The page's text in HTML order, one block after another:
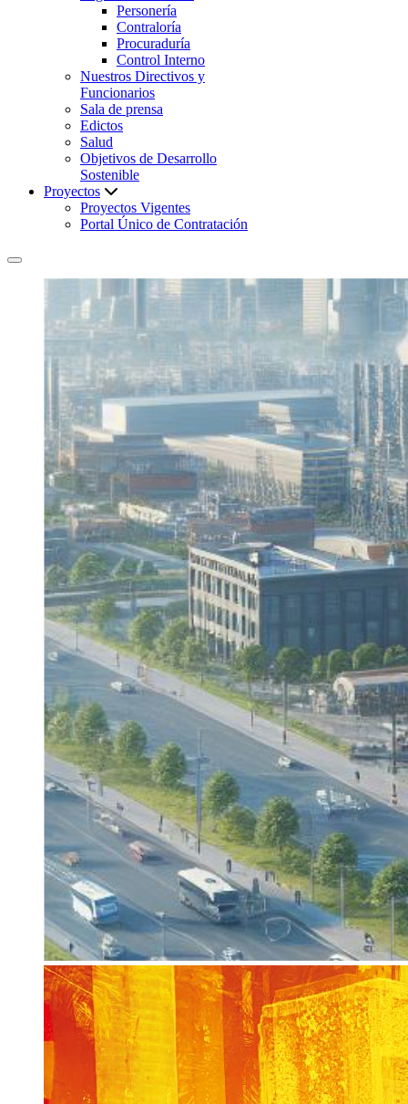
Personería
Contraloría
Procuraduría
Control Interno
Nuestros Directivos y
Funcionarios
Sala de prensa
Edictos
Salud
Objetivos de Desarrollo
Sostenible
Proyectos
Proyectos Vigentes
Portal Único de Contratación